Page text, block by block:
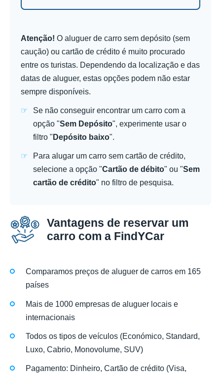
Atenção! O aluguer de carro sem depósito (sem
caução) ou cartão de crédito é muito procurado
entre os turistas. Dependendo da localização e das
datas de aluguer, estas opções podem não estar
sempre disponíveis.
Se não conseguir encontrar um carro com a
opção "Sem Depósito", experimente usar o
filtro " Depósito baixo".
Para alugar um carro sem cartão de crédito,
selecione a opção "Cartão de débito" ou "Sem
cartão de crédito" no filtro de pesquisa.
Vantagens de reservar um
carro com a FindYCar
Comparamos preços de aluguer de carros em 165
países
Mais de 1000 empresas de aluguer locais e
internacionais
Todos os tipos de veículos (Económico, Standard,
Luxo, Cabrio, Monovolume, SUV)
Pagamento: Dinheiro, Cartão de crédito (Visa,